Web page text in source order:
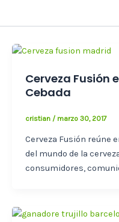
Cerveza Fusión
Cebada
cristian / marzo 30, 2017
Cerveza Fusión reúne
del mundo de la
consumidores,